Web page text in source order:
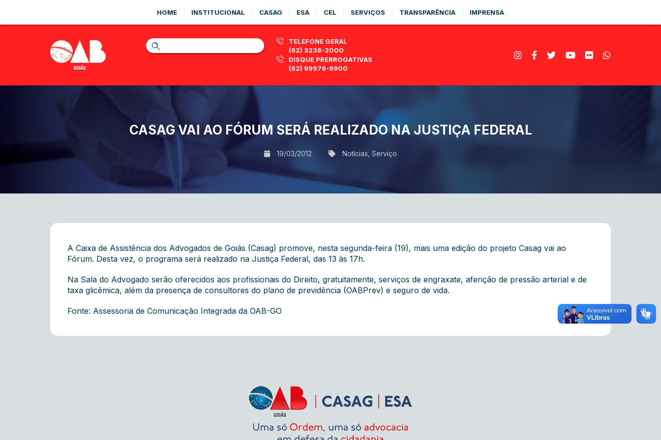
HOME INSTITUCIONAL CASAG ESA CEL SERVIÇOS TRANSPARÊNCIA IMPRENSA
TELEFONE GERAL
(62) 3238-2000
DISQUE PRERROGATIVAS
(62) 99976-9900
CASAG VAI AO FÓRUM SERÁ REALIZADO NA JUSTIÇA FEDERAL
19/03/2012 Notícias Serviço
A Caixa de Assistência dos Advogados de Goiás (Casag) promove, nesta segunda-feira (19), mais uma edição do projeto Casag vai ao
Fórum. Desta vez, o programa será realizado na Justiça Federal, das 13 às 17h.
Na Sala do Advogado serão oferecidos aos profissionais do Direito, gratuitamente, serviços de engraxate, aferição de pressão arterial e de
taxa glicêmica, além da presença de consultores do plano de previdência (OABPrev) e seguro de vida.
Fonte: Assessoria de Comunicação Integrada da OAB-GO